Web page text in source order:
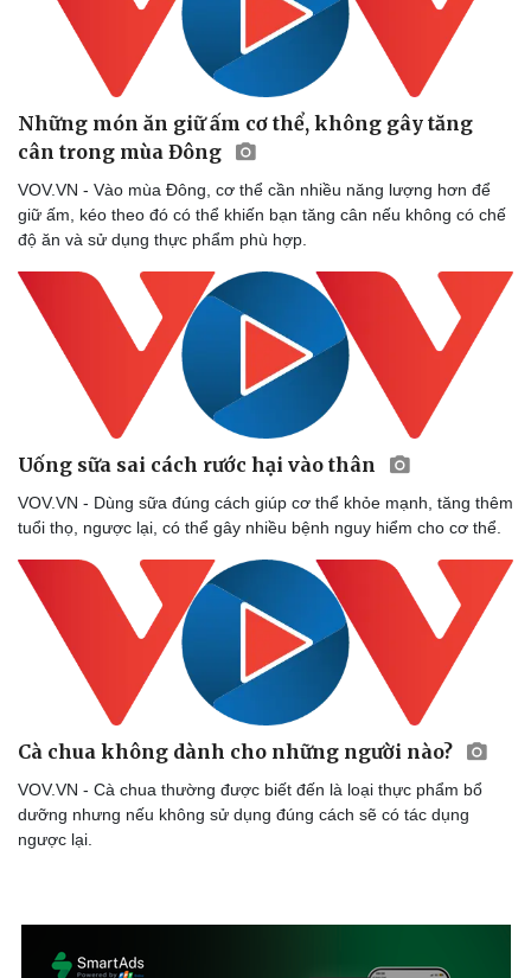
Sức khỏe
Dinh dưỡng - món ngon
Cây thuốc
Sản phụ khoa
Nhi khoa
Nam khoa
Làm đẹp - giảm cân
Phòng mạch online
Ăn sạch sống khỏe
Đời sống
Nhà đẹp
Blog
Tình yêu - Gia đình
Những món ăn giữ ấm cơ thể, không gây tăng
cân trong mùa Đông
VOV.VN - Vào mùa Đông, cơ thể cần nhiều năng lượng hơn để
giữ ấm, kéo theo đó có thể khiến bạn tăng cân nếu không có chế
độ ăn và sử dụng thực phẩm phù hợp.
Uống sữa sai cách rước hại vào thân
VOV.VN - Dùng sữa đúng cách giúp cơ thể khỏe mạnh, tăng thêm
tuổi thọ, ngược lại, có thể gây nhiều bệnh nguy hiểm cho cơ thể.
Cà chua không dành cho những người nào?
VOV.VN - Cà chua thường được biết đến là loại thực phẩm bổ
dưỡng nhưng nếu không sử dụng đúng cách sẽ có tác dụng
ngược lại.